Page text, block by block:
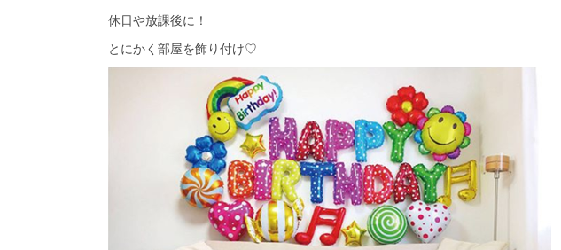
休日や放課後に！
とにかく部屋を飾り付け♡